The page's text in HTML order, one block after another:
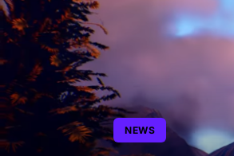
NEWS